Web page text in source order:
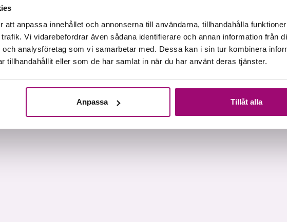
att anpassa innehållet och annonserna till användarna, tillhandahålla
Vi vidarebefordrar även sådana identifierare och annan information från
analysföretag som vi samarbetar med. Dessa kan i sin tur kombinera
tillhandahållit eller som de har samlat in när du har använt deras tjänster.
Anpassa Tillåt alla